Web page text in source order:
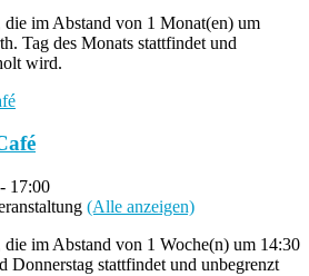
die im Abstand von 1 Monat(en) um
Tag des Monats stattfindet und
wird.
- 17:00
(Alle anzeigen)
die im Abstand von 1 Woche(n) um 14:30
Donnerstag stattfindet und unbegrenzt